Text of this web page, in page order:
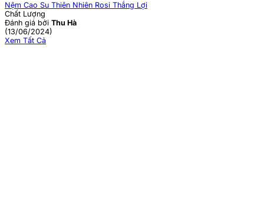
Nệm Cao Su Thiên Nhiên Rosi Thắng Lợi
Chất Lượng
Đánh giá bởi Thu Hà
(13/06/2024)
Xem Tất Cả